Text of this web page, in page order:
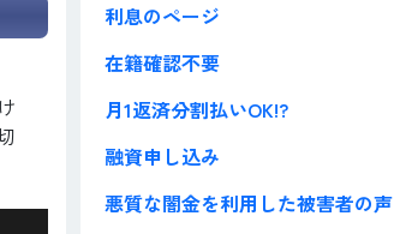
利息のページ
在籍確認不要
月1返済分割払いOK!?
融資申し込み
悪質な闇金を利用した被害者の声